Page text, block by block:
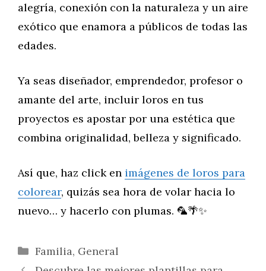
alegría, conexión con la naturaleza y un aire
exótico que enamora a públicos de todas las
edades.
Ya seas diseñador, emprendedor, profesor o
amante del arte, incluir loros en tus
proyectos es apostar por una estética que
combina originalidad, belleza y significado.
Así que, haz click en imágenes de loros para
colorear, quizás sea hora de volar hacia lo
nuevo… y hacerlo con plumas. 🦜🌴✨
Categorías
Familia, General